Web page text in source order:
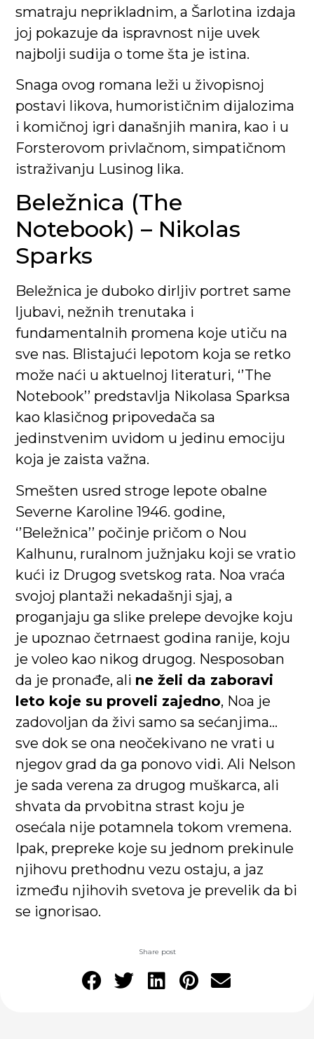
smatraju neprikladnim, a Šarlotina izdaja
joj pokazuje da ispravnost nije uvek
najbolji sudija o tome šta je istina.
Snaga ovog romana leži u živopisnoj
postavi likova, humorističnim dijalozima
i komičnoj igri današnjih manira, kao i u
Forsterovom privlačnom, simpatičnom
istraživanju Lusinog lika.
Beležnica (The
Notebook) – Nikolas
Sparks
Beležnica je duboko dirljiv portret same
ljubavi, nežnih trenutaka i
fundamentalnih promena koje utiču na
sve nas. Blistajući lepotom koja se retko
može naći u aktuelnoj literaturi, ‘’The
Notebook’’ predstavlja Nikolasa Sparksa
kao klasičnog pripovedača sa
jedinstvenim uvidom u jedinu emociju
koja je zaista važna.
Smešten usred stroge lepote obalne
Severne Karoline 1946. godine,
‘’Beležnica’’ počinje pričom o Nou
Kalhunu, ruralnom južnjaku koji se vratio
kući iz Drugog svetskog rata. Noa vraća
svojoj plantaži nekadašnji sjaj, a
proganjaju ga slike prelepe devojke koju
je upoznao četrnaest godina ranije, koju
je voleo kao nikog drugog. Nesposoban
da je pronađe, ali ne želi da zaboravi
leto koje su proveli zajedno, Noa je
zadovoljan da živi samo sa sećanjima…
sve dok se ona neočekivano ne vrati u
njegov grad da ga ponovo vidi. Ali Nelson
je sada verena za drugog muškarca, ali
shvata da prvobitna strast koju je
osećala nije potamnela tokom vremena.
Ipak, prepreke koje su jednom prekinule
njihovu prethodnu vezu ostaju, a jaz
između njihovih svetova je prevelik da bi
se ignorisao.
Share post